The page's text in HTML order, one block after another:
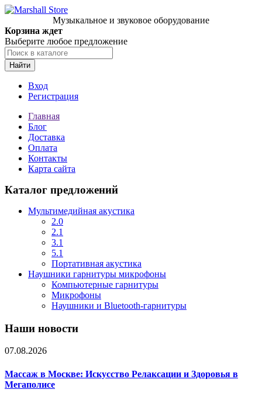
Музыкальное и звуковое оборудование
Корзина ждет
Выберите любое предложение
Найти
Вход
Регистрация
Главная
Блог
Доставка
Оплата
Контакты
Карта сайта
Каталог предложений
Мультимедийная акустика
2.0
2.1
3.1
5.1
Портативная акустика
Наушники гарнитуры микрофоны
Компьютерные гарнитуры
Микрофоны
Наушники и Bluetooth-гарнитуры
Наши новости
07.08.2026
Массаж в Москве: Искусство Релаксации и Здоровья в
Мегаполисе